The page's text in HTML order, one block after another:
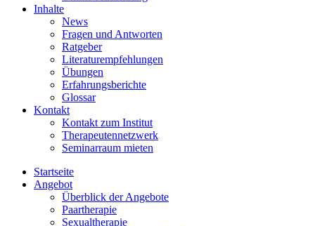
Inhalte
News
Fragen und Antworten
Ratgeber
Literaturempfehlungen
Übungen
Erfahrungsberichte
Glossar
Kontakt
Kontakt zum Institut
Therapeutennetzwerk
Seminarraum mieten
Startseite
Angebot
Überblick der Angebote
Paartherapie
Sexualtherapie